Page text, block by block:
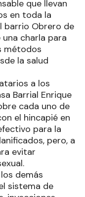
que llevan
en toda la
barrio Obrero de
charla para
métodos
la salud
a los
Barrial Enrique
cada uno de
el hincapié en
para la
pero, a
evitar
demás
sistema de